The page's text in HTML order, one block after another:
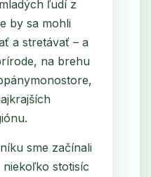
ľudí z
by sa mohli
a stretávať – a
na brehu
sme začínali
stotisíc